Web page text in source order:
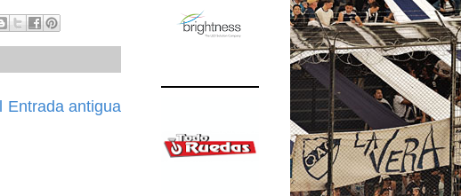
Entrada antigua